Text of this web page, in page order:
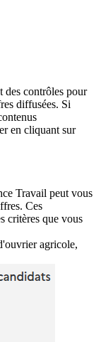
des contrôles pour
diffusées. Si
en cliquant sur
Travail peut vous
Ces
critères que vous
agricole,